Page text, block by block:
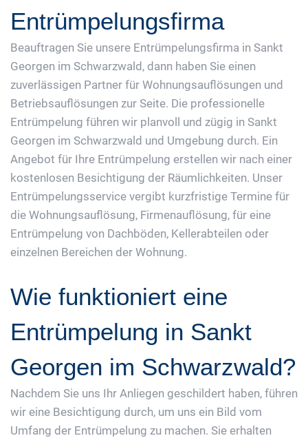
Entrümpelungsfirma
Beauftragen Sie unsere Entrümpelungsfirma in Sankt
Georgen im Schwarzwald, dann haben Sie einen
zuverlässigen Partner für Wohnungsauflösungen und
Betriebsauflösungen zur Seite. Die professionelle
Entrümpelung führen wir planvoll und zügig in Sankt
Georgen im Schwarzwald und Umgebung durch. Ein
Angebot für Ihre Entrümpelung erstellen wir nach einer
kostenlosen Besichtigung der Räumlichkeiten. Unser
Entrümpelungsservice vergibt kurzfristige Termine für
die Wohnungsauflösung, Firmenauflösung, für eine
Entrümpelung von Dachböden, Kellerabteilen oder
einzelnen Bereichen der Wohnung.
Wie funktioniert eine
Entrümpelung in Sankt
Georgen im Schwarzwald?
Nachdem Sie uns Ihr Anliegen geschildert haben, führen
wir eine Besichtigung durch, um uns ein Bild vom
Umfang der Entrümpelung zu machen. Sie erhalten